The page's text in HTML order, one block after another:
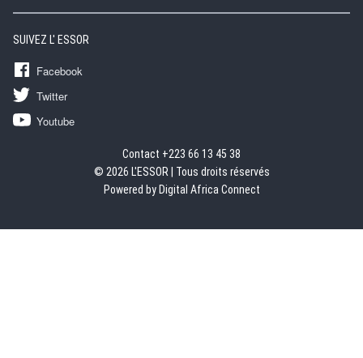
SUIVEZ L' ESSOR
Facebook
Twitter
Youtube
Contact +223 66 13 45 38
© 2026 L'ESSOR | Tous droits réservés
Powered by Digital Africa Connect